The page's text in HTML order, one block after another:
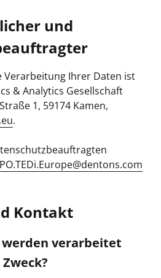
und
Ihrer Daten ist
& Analytics Gesellschaft
1, 59174 Kamen,
.
Kontakt
werden verarbeitet